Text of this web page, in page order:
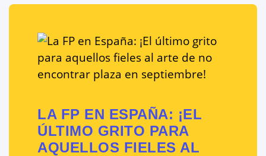
LA FP EN ESPAÑA: ¡EL
ÚLTIMO GRITO PARA
AQUELLOS FIELES AL